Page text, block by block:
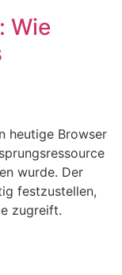
Wie
heutige Browser
wurde. Der
festzustellen,
zugreift.